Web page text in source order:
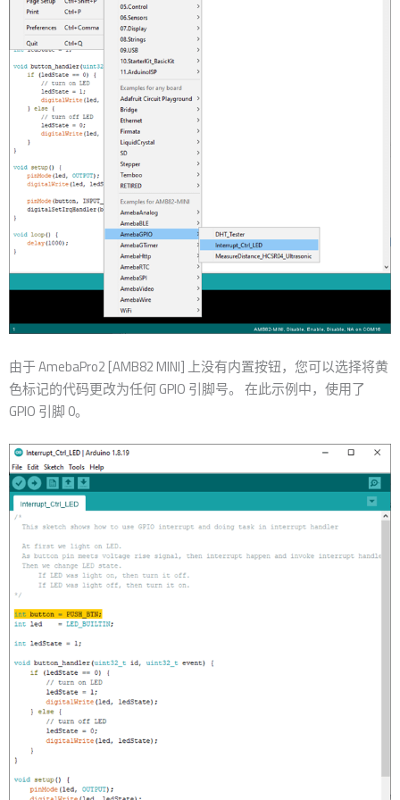
由于 AmebaPro2 [AMB82 MINI] 上没有内置按钮，您可以选择将黄
色标记的代码更改为任何 GPIO 引脚号。 在此示例中，使用了
GPIO 引脚 0。